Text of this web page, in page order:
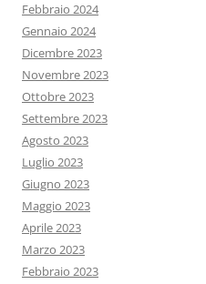
Febbraio 2024
Gennaio 2024
Dicembre 2023
Novembre 2023
Ottobre 2023
Settembre 2023
Agosto 2023
Luglio 2023
Giugno 2023
Maggio 2023
Aprile 2023
Marzo 2023
Febbraio 2023